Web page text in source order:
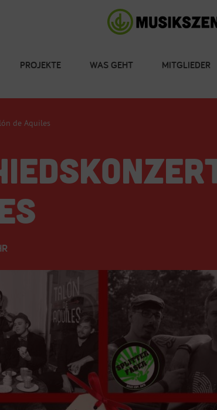
PROJEKTE WAS GEHT MITGLIEDER
de Aquiles